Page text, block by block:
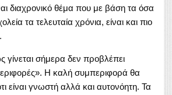
διαχρονικό θέμα που με βάση τα όσα
τα τελευταία χρόνια, είναι και πιο
γίνεται σήμερα δεν προβλέπει
Η καλή συμπεριφορά θα
είναι γνωστή αλλά και αυτονόητη. Τα